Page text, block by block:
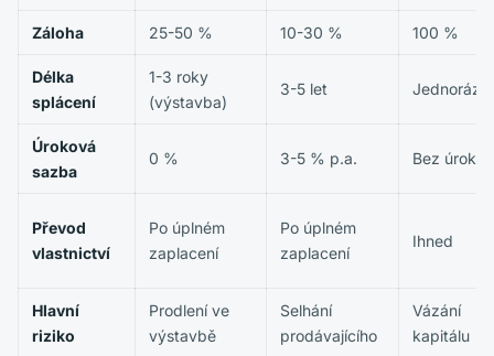
Záloha 25-50 % 10-30 % 100 %
Délka
splácení
1-3 roky
(výstavba)
3-5 let
Úroková
sazba
0 % 3-5 % p.a. Bez úroku
Převod
vlastnictví
Po úplném
zaplacení
Po úplném
zaplacení
Ihned
Hlavní
riziko
Prodlení ve
výstavbě
Selhání
prodávajícího
Vázání
kapitálu